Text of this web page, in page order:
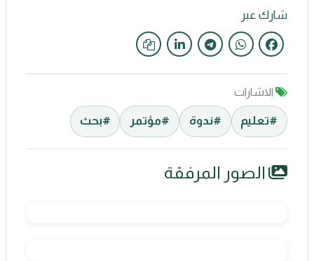
شارك عبر
الاشارات
#تعليم #ندوة #مؤتمر #بحث
الصور المرفقة